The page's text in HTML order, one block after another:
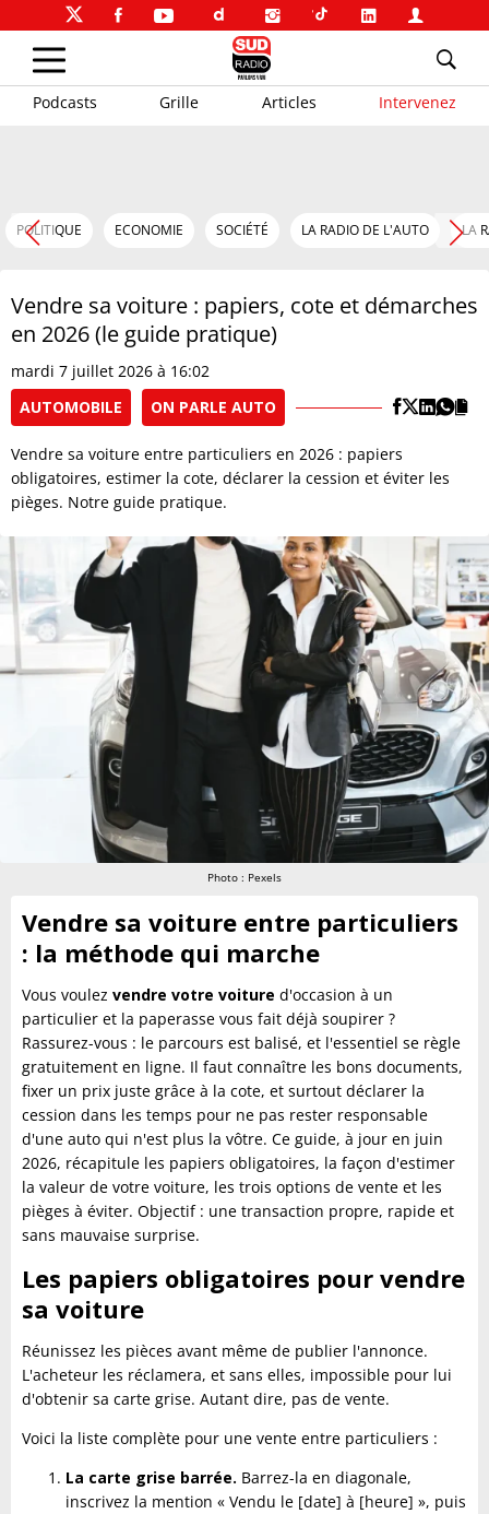
Podcasts Grille Articles Intervenez
POLITIQUE ECONOMIE SOCIÉTÉ LA RADIO DE L'AUTO LA
Vendre sa voiture : papiers, cote et démarches
en 2026 (le guide pratique)
mardi 7 juillet 2026 à 16:02
AUTOMOBILE
ON PARLE AUTO
Vendre sa voiture entre particuliers en 2026 : papiers
obligatoires, estimer la cote, déclarer la cession et éviter les
pièges. Notre guide pratique.
Photo : Pexels
Vendre sa voiture entre particuliers
: la méthode qui marche
Vous voulez vendre votre voiture d'occasion à un
particulier et la paperasse vous fait déjà soupirer ?
Rassurez-vous : le parcours est balisé, et l'essentiel se règle
gratuitement en ligne. Il faut connaître les bons documents,
fixer un prix juste grâce à la cote, et surtout déclarer la
cession dans les temps pour ne pas rester responsable
d'une auto qui n'est plus la vôtre. Ce guide, à jour en juin
2026, récapitule les papiers obligatoires, la façon d'estimer
la valeur de votre voiture, les trois options de vente et les
pièges à éviter. Objectif : une transaction propre, rapide et
sans mauvaise surprise.
Les papiers obligatoires pour vendre
sa voiture
Réunissez les pièces avant même de publier l'annonce.
L'acheteur les réclamera, et sans elles, impossible pour lui
d'obtenir sa carte grise. Autant dire, pas de vente.
Voici la liste complète pour une vente entre particuliers :
La carte grise barrée. Barrez-la en diagonale,
inscrivez la mention « Vendu le [date] à [heure] », puis